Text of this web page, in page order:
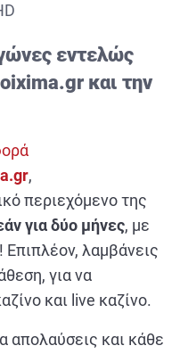
εντελώς
και την
.gr,
περιεχόμενο της
για δύο μήνες, με
! Επιπλέον, λαμβάνεις
για να
και live καζίνο.
απολαύσεις και κάθε